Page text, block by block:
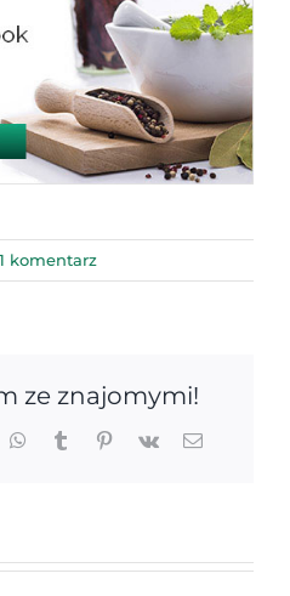
1 komentarz
ze znajomymi!
WhatsApp
TumblrPinterest
Vk Email